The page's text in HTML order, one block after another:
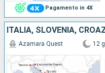
Pagamento in 4X
Azamara Quest 12 g